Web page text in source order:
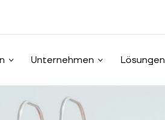
Unternehmen Lösungen